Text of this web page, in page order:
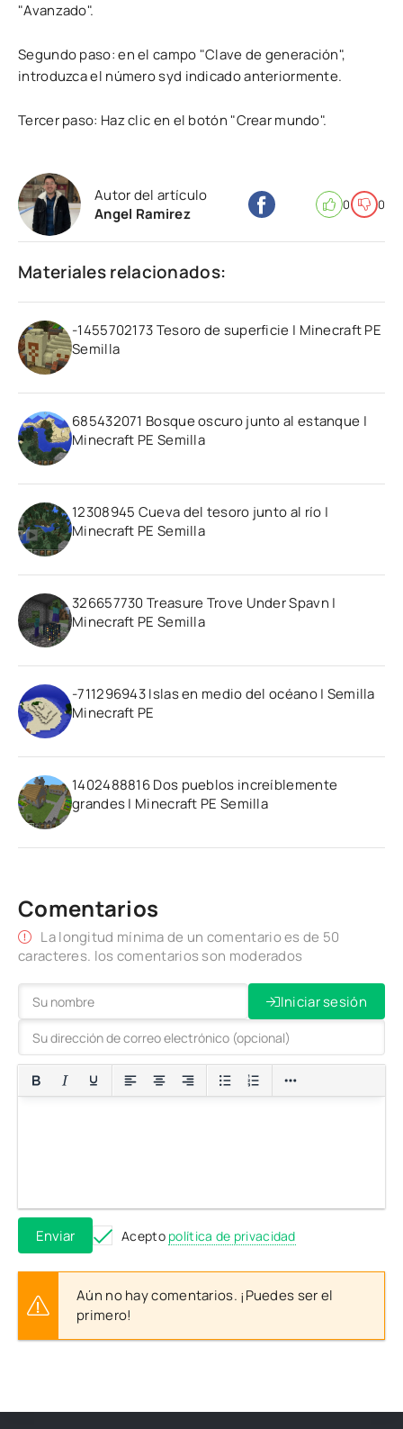
"Avanzado".
Segundo paso: en el campo "Clave de generación",
introduzca el número syd indicado anteriormente.
Tercer paso: Haz clic en el botón "Crear mundo".
Autor del artículo
Angel Ramirez
0 0
Materiales relacionados:
-1455702173 Tesoro de superficie | Minecraft PE
Semilla
685432071 Bosque oscuro junto al estanque |
Minecraft PE Semilla
12308945 Cueva del tesoro junto al río |
Minecraft PE Semilla
326657730 Treasure Trove Under Spavn |
Minecraft PE Semilla
-711296943 Islas en medio del océano | Semilla
Minecraft PE
1402488816 Dos pueblos increíblemente
grandes | Minecraft PE Semilla
Comentarios
La longitud mínima de un comentario es de 50
caracteres. los comentarios son moderados
Iniciar sesión
Enviar Acepto política de privacidad
Aún no hay comentarios. ¡Puedes ser el
primero!